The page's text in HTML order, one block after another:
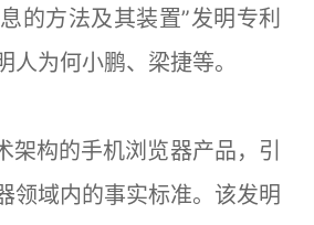
的方法及其装置”发明专利
为何小鹏、梁捷等。
构的手机浏览器产品，引
领域内的事实标准。该发明